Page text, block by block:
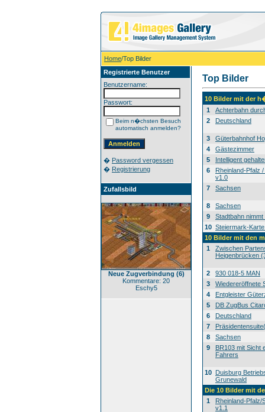
Home/Top Bilder
Registrierte Benutzer
Benutzername:
Passwort:
Beim n�chsten Besuch
automatisch anmelden?
� Password vergessen
� Registrierung
Zufallsbild
Neue Zugverbindung (6)
Kommentare: 20
Eschy5
Top Bilder
10 Bilder mit der
1
Achterbahn
2
Deutschland
3
Güterbahnhof
4
Gästezimmer
5
Intelligent
6
Rheinland-Pfalz
v1.0
7
Sachsen
8
Sachsen
9
Stadtbahn
10 Steiermark-
10 Bilder mit den
1
Zwischen
Heigenbrücken
2
930 018-5 MAN
3
Wiedereröffnete
4
Entgleister
5
DB ZugBus
6
Deutschland
7
8
Sachsen
9
BR103 mit Sicht
Fahrers
10 Duisburg
Grunewald
Die 10 Bilder mit
1
Rheinland-Pfalz/
v1.1